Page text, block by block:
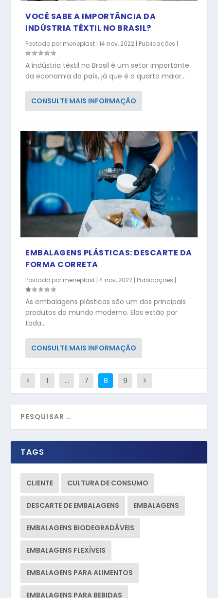
VOCÊ SABE A IMPORTÂNCIA DA
INDÚSTRIA TÊXTIL NO BRASIL?
Postado por meneplast |14 nov, 2022 | Publicações |
A indústria têxtil no Brasil é um setor importante
da economia do país, já que é o quarto maior...
CONSULTE MAIS INFORMAÇÃO
EMBALAGENS PLÁSTICAS: DESCARTE DA
FORMA CORRETA
Postado por meneplast |4 nov, 2022 | Publicações |
As embalagens plásticas são um dos principais
produtos do mundo moderno. Elas estão por
toda...
CONSULTE MAIS INFORMAÇÃO
1 … 7 8 9
TAGS
CLIENTE CULTURA DE CONSUMO
DESCARTE DE EMBALAGENS EMBALAGENS
EMBALAGENS BIODEGRADÁVEIS
EMBALAGENS FLEXÍVEIS
EMBALAGENS PARA ALIMENTOS
EMBALAGENS PARA BEBIDAS